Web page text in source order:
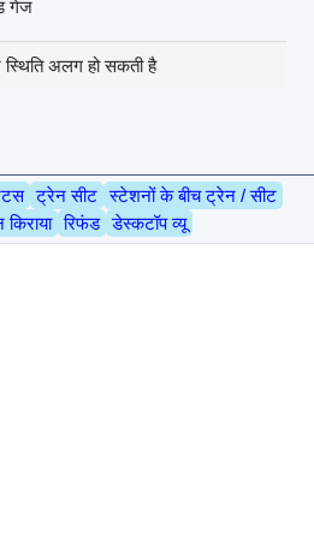
गेज
स्थिति अलग हो सकती है
ट्रेन सीट स्टेशनों के बीच ट्रेन / सीट
रिफंड डेस्कटॉप व्यू